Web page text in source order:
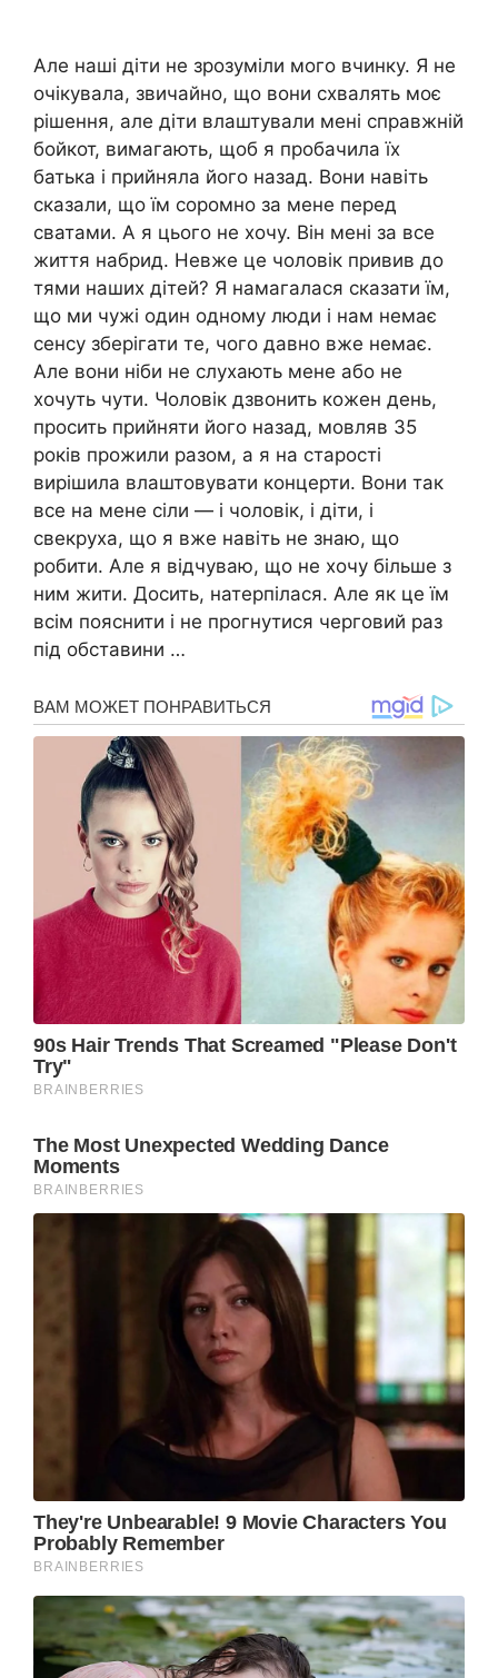
Але наші діти не зрозуміли мого вчинку. Я не
очікувала, звичайно, що вони схвалять моє
рішення, але діти влаштували мені справжній
бойкот, вимагають, щоб я пробачила їх
батька і прийняла його назад. Вони навіть
сказали, що їм соромно за мене перед
сватами. А я цього не хочу. Він мені за все
життя набрид. Невже це чоловік привив до
тями наших дітей? Я намагалася сказати їм,
що ми чужі один одному люди і нам немає
сенсу зберігати те, чого давно вже немає.
Але вони ніби не слухають мене або не
хочуть чути. Чоловік дзвонить кожен день,
просить прийняти його назад, мовляв 35
років прожили разом, а я на старості
вирішила влаштовувати концерти. Вони так
все на мене сіли — і чоловік, і діти, і
свекруха, що я вже навіть не знаю, що
робити. Але я відчуваю, що не хочу більше з
ним жити. Досить, натерпілася. Але як це їм
всім пояснити і не прогнутися черговий раз
під обставини …